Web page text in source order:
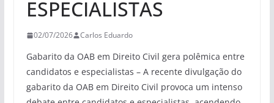
ESPECIALISTAS
02/07/2026 Carlos Eduardo
Gabarito da OAB em Direito Civil gera polêmica entre
candidatos e especialistas – A recente divulgação do
gabarito da OAB em Direito Civil provoca um intenso